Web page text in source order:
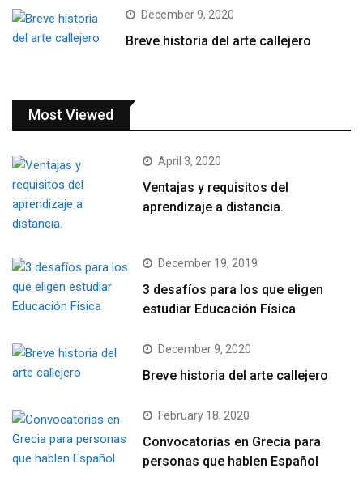
December 9, 2020
Breve historia del arte callejero
Most Viewed
April 3, 2020
Ventajas y requisitos del
aprendizaje a distancia.
December 19, 2019
3 desafíos para los que eligen
estudiar Educación Física
December 9, 2020
Breve historia del arte callejero
February 18, 2020
Convocatorias en Grecia para
personas que hablen Español